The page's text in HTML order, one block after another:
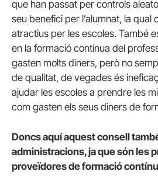
que han passat per controls
seu benefici per l’alumnat, la qual
atractius per les escoles. També
en la formació contínua del
gasten molts diners, però no
de qualitat, de vegades és
ajudar les escoles a prendre les
com gasten els seus diners de
Doncs aquí aquest consell
administracions, ja que són les
proveïdores de formació